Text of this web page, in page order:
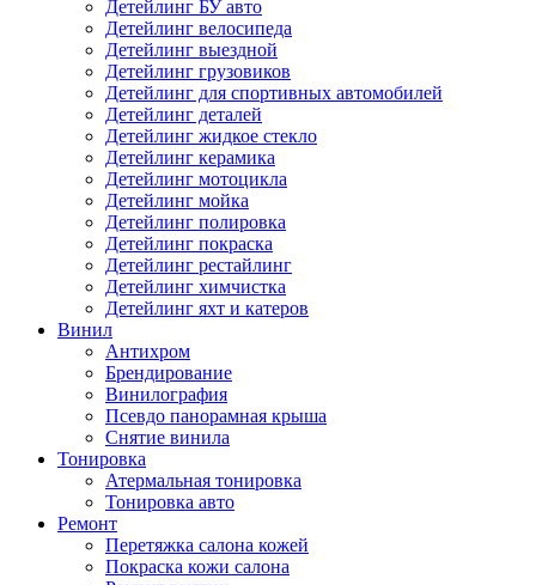
Детейлинг БУ авто
Детейлинг велосипеда
Детейлинг выездной
Детейлинг грузовиков
Детейлинг для спортивных автомобилей
Детейлинг деталей
Детейлинг жидкое стекло
Детейлинг керамика
Детейлинг мотоцикла
Детейлинг мойка
Детейлинг полировка
Детейлинг покраска
Детейлинг рестайлинг
Детейлинг химчистка
Детейлинг яхт и катеров
Винил
Антихром
Брендирование
Винилография
Псевдо панорамная крыша
Снятие винила
Тонировка
Атермальная тонировка
Тонировка авто
Ремонт
Перетяжка салона кожей
Покраска кожи салона